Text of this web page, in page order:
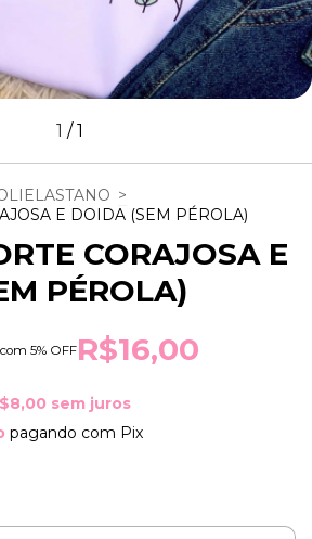
1 /1
>
E DOIDA (SEM PÉROLA)
CORAJOSA E
PÉROLA)
5% OFFR$16,00
sem juros
pagando com Pix